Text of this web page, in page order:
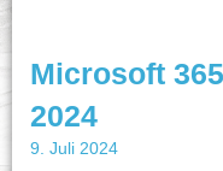
Microsoft
2024
9. Juli 2024